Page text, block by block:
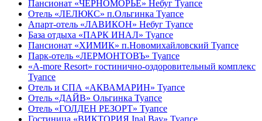
Пансионат «ЧЕРНОМОРЬЕ» Небуг Туапсе
Отель «ЛЕЛЮКС» п.Ольгинка Туапсе
Апарт-отель «ЛАВИКОН» Небуг Туапсе
База отдыха «ПАРК ИНАЛ» Туапсе
Пансионат «ХИМИК» п.Новомихайловский Туапсе
Парк-отель «ЛЕРМОНТОВЪ» Туапсе
«A-more Resort» гостинично-оздоровительный комплекс
Туапсе
Отель и СПА «АКВАМАРИН» Туапсе
Отель «ДАЙВ» Ольгинка Туапсе
Отель «ГОЛДЕН РЕЗОРТ» Туапсе
Гостиница «ВИКТОРИЯ Inal Bay» Туапсе